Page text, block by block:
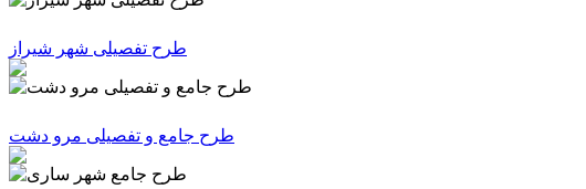
طرح تفصیلی شهر شیراز
طرح جامع و تفصیلی مرو دشت